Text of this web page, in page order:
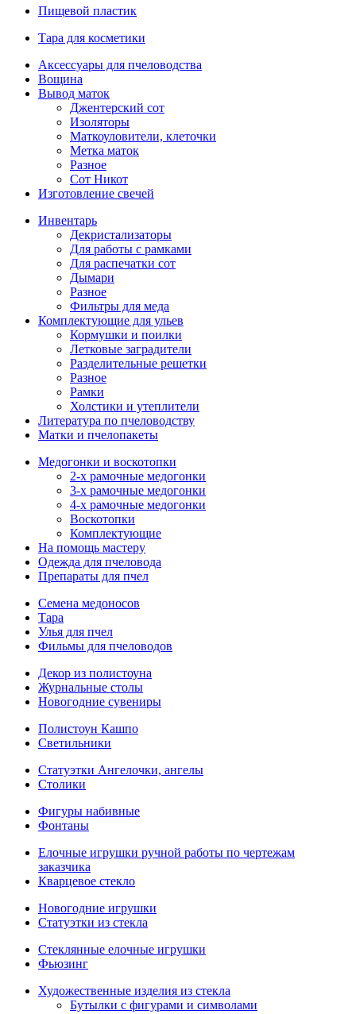
Пищевой пластик
Тара для косметики
Аксессуары для пчеловодства
Вощина
Вывод маток
Джентерский сот
Изоляторы
Маткоуловители, клеточки
Метка маток
Разное
Сот Никот
Изготовление свечей
Инвентарь
Декристализаторы
Для работы с рамками
Для распечатки сот
Дымари
Разное
Фильтры для меда
Комплектующие для ульев
Кормушки и поилки
Летковые заградители
Разделительные решетки
Разное
Рамки
Холстики и утеплители
Литература по пчеловодству
Матки и пчелопакеты
Медогонки и воскотопки
2-х рамочные медогонки
3-х рамочные медогонки
4-х рамочные медогонки
Воскотопки
Комплектующие
На помощь мастеру
Одежда для пчеловода
Препараты для пчел
Семена медоносов
Тара
Улья для пчел
Фильмы для пчеловодов
Декор из полистоуна
Журнальные столы
Новогодние сувениры
Полистоун Кашпо
Светильники
Статуэтки Ангелочки, ангелы
Столики
Фигуры набивные
Фонтаны
Елочные игрушки ручной работы по чертежам
заказчика
Кварцевое стекло
Новогодние игрушки
Статуэтки из стекла
Стеклянные елочные игрушки
Фьюзинг
Художественные изделия из стекла
Бутылки с фигурами и символами